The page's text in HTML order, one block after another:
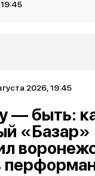
2026, 19:45
— быть:
«Базар»